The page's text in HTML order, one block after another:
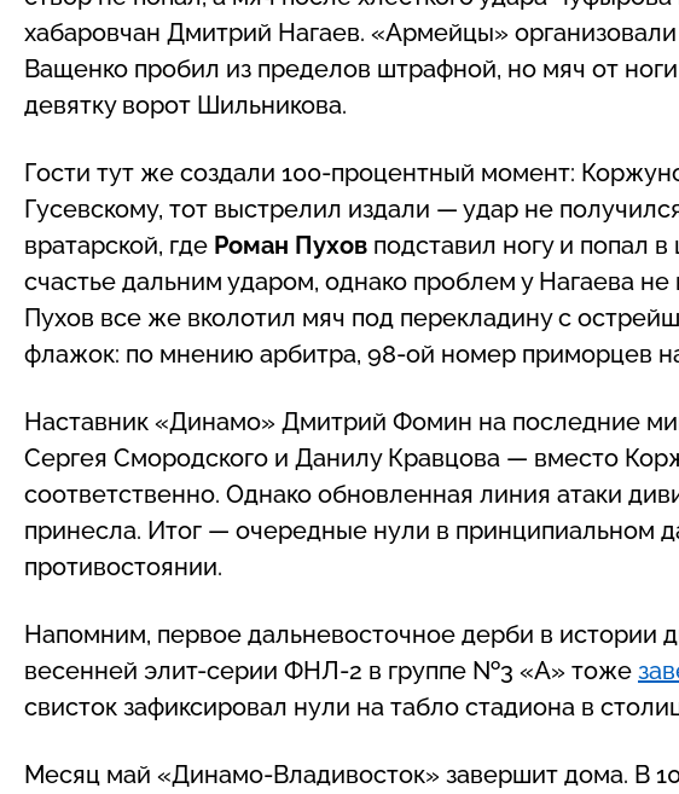
хабаровчан Дмитрий Нагаев. «Армейцы»
Ващенко пробил из пределов штрафной, но мяч от
девятку ворот Шильникова.
Гости тут же создали 100-процентный момент:
Гусевскому, тот выстрелил издали — удар не
вратарской, где Роман Пухов подставил ногу и попал
счастье дальним ударом, однако проблем у Нагаева
Пухов все же вколотил мяч под перекладину с
флажок: по мнению арбитра, 98-ой номер приморцев
Наставник «Динамо» Дмитрий Фомин на последние
Сергея Смородского и Данилу Кравцова — вместо
соответственно. Однако обновленная линия атаки
принесла. Итог — очередные нули в принципиальном
противостоянии.
Напомним, первое дальневосточное дерби в истории
весенней элит-серии ФНЛ-2 в группе №3 «А» тоже
свисток зафиксировал нули на табло стадиона в
Месяц май «Динамо-Владивосток» завершит дома. В